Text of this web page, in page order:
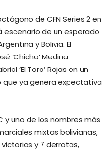
de CFN Series 2 en
escenario de un esperado
y Bolivia. El
‘Chicho’ Medina
‘El Toro’ Rojas en un
ya genera expectativa
y uno de los nombres más
mixtas bolivianas,
victorias y 7 derrotas,